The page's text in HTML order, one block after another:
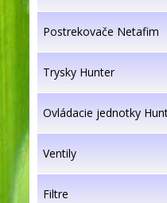
Postrekovače Netafim
Trysky Hunter
Ovládacie jednotky
Ventily
Filtre